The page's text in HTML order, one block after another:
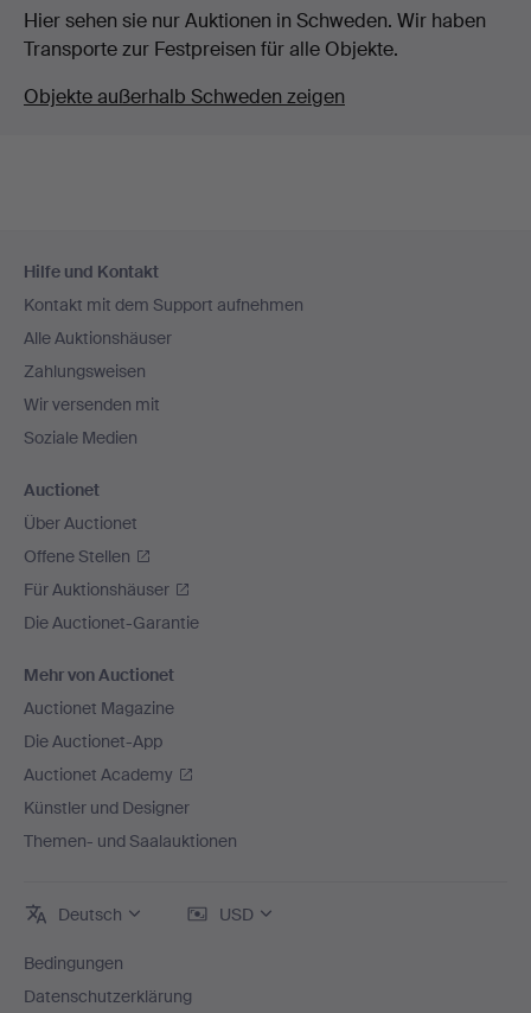
Hier sehen sie nur Auktionen in Schweden. Wir haben
Transporte zur Festpreisen für alle Objekte.
Objekte außerhalb Schweden zeigen
Navigation
Hilfe und Kontakt
Kontakt mit dem Support aufnehmen
Alle Auktionshäuser
Zahlungsweisen
Wir versenden mit
Soziale Medien
Auctionet
Über Auctionet
Offene Stellen
Für Auktionshäuser
Die Auctionet-Garantie
Mehr von Auctionet
Auctionet Magazine
Die Auctionet-App
Auctionet Academy
Künstler und Designer
Themen- und Saalauktionen
Deutsch USD
Bedingungen
Datenschutzerklärung